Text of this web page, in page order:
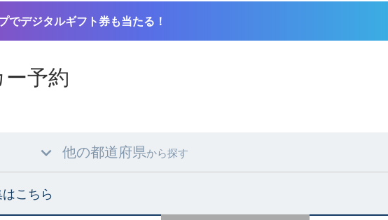
でデジタルギフト券も当たる！
予約
他の都道府県から探す
はこちら